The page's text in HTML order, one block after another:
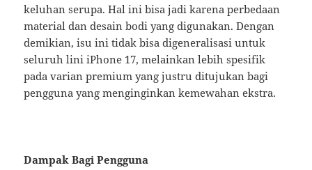
keluhan serupa. Hal ini bisa jadi karena perbedaan
material dan desain bodi yang digunakan. Dengan
demikian, isu ini tidak bisa digeneralisasi untuk
seluruh lini iPhone 17, melainkan lebih spesifik
pada varian premium yang justru ditujukan bagi
pengguna yang menginginkan kemewahan ekstra.
Dampak Bagi Pengguna